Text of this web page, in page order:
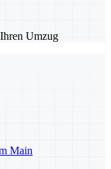
Umzug
Main